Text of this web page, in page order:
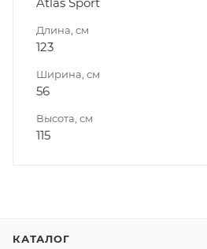
Длина, см
123
Ширина, см
56
Высота, см
115
КАТАЛОГ